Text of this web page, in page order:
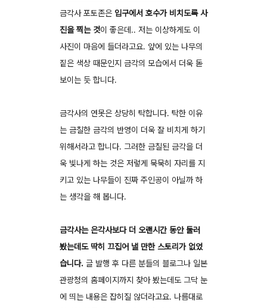
금각사 포토존은 입구에서 호수가 비치도록 사
진을 찍는 것이 좋은데.. 저는 이상하게도 이
사진이 마음에 들더라고요. 앞에 있는 나무의
짙은 색상 때문인지 금각의 모습에서 더욱 돋
보이는 듯 합니다.
금각사의 연못은 상당히 탁합니다. 탁한 이유
는 금칠한 금각의 반영이 더욱 잘 비치게 하기
위해서라고 합니다. 그러한 금칠된 금각을 더
욱 빛나게 하는 것은 저렇게 묵묵히 자리를 지
키고 있는 나무들이 진짜 주인공이 아닐까 하
는 생각을 해 봅니다.
금각사는 은각사보다 더 오랜시간 동안 둘러
봤는데도 딱히 끄집어 낼 만한 스토리가 없었
습니다. 글 발행 후 다른 분들의 블로그나 일본
관광청의 홈페이지까지 찾아 봤는데도 그닥 눈
에 띄는 내용은 잡히질 않더라고요. 나름대로